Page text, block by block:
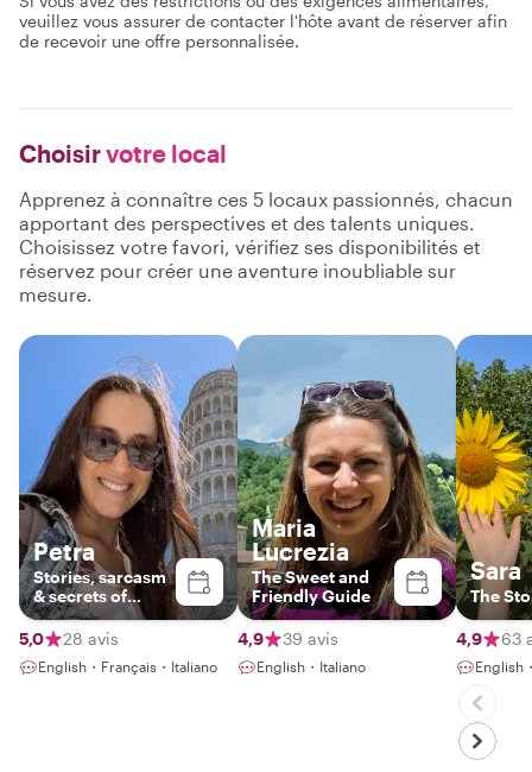
veuillez vous assurer de contacter l'hôte avant de réserver afin
de recevoir une offre personnalisée.
Choisirvotre local
Apprenez à connaître ces 5 locaux passionnés, chacun
apportant des perspectives et des talents uniques.
Choisissez votre favori, vérifiez ses disponibilités et
réservez pour créer une aventure inoubliable sur
mesure.
Petra
Stories, sarcasm
& secrets of
Tuscany
5,0
28 avis
English・Français・Italiano
Maria
Lucrezia
The Sweet and
Friendly Guide
4,9 39 avis
English・Italiano
Sara
The
4,9 63
English